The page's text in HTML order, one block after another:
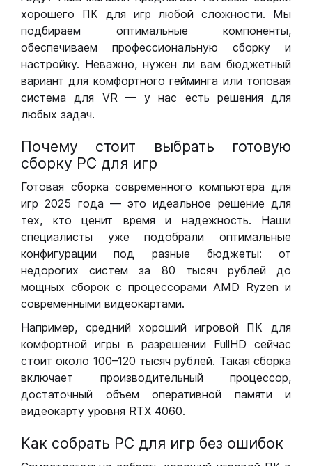
хорошего ПК для игр любой сложности. Мы
подбираем оптимальные компоненты,
обеспечиваем профессиональную сборку и
настройку. Неважно, нужен ли вам бюджетный
вариант для комфортного гейминга или топовая
система для VR — у нас есть решения для
любых задач.
Почему стоит выбрать готовую
сборку РС для игр
Готовая сборка современного компьютера для
игр 2025 года — это идеальное решение для
тех, кто ценит время и надежность. Наши
специалисты уже подобрали оптимальные
конфигурации под разные бюджеты: от
недорогих систем за 80 тысяч рублей до
мощных сборок с процессорами AMD Ryzen и
современными видеокартами.
Например, средний хороший игровой ПК для
комфортной игры в разрешении FullHD сейчас
стоит около 100–120 тысяч рублей. Такая сборка
включает производительный процессор,
достаточный объем оперативной памяти и
видеокарту уровня RTX 4060.
Как собрать РС для игр без ошибок